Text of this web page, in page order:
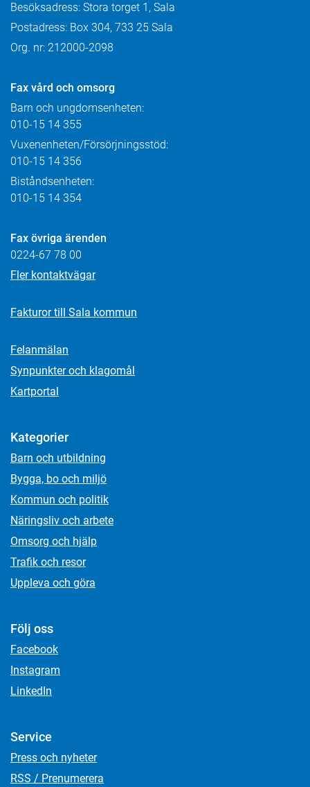
Besöksadress: Stora torget 1, Sala
Postadress: Box 304, 733 25 Sala
Org. nr: 212000-2098
Fax vård och omsorg
Barn och ungdomsenheten:
010-15 14 355
Vuxenenheten/Försörjningsstöd:
010-15 14 356
Biståndsenheten:
010-15 14 354
Fax övriga ärenden
0224-67 78 00
Fler kontaktvägar
Fakturor till Sala kommun
Felanmälan
Synpunkter och klagomål
Kartportal
Kategorier
Barn och utbildning
Bygga, bo och miljö
Kommun och politik
Näringsliv och arbete
Omsorg och hjälp
Trafik och resor
Uppleva och göra
Följ oss
Facebook
Instagram
LinkedIn
Service
Press och nyheter
RSS / Prenumerera